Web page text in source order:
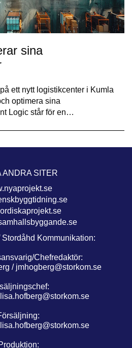
sina
ett nytt logistikcenter i Kumla
optimera sina
Logic står för en…
ANDRA SITER
Kommunikation:
Chefredaktör:
/ jmhogberg@storkom.se
lisa.hofberg@storkom.se
lisa.hofberg@storkom.se